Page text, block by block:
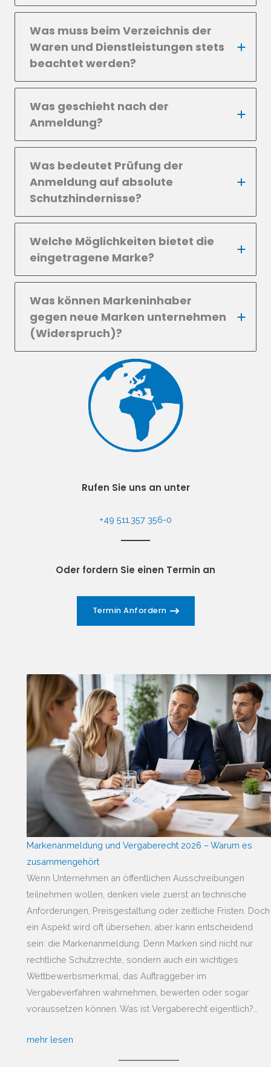
Was muss beim Verzeichnis der
Waren und Dienstleistungen stets
beachtet werden?
Was geschieht nach der
Anmeldung?
Was bedeutet Prüfung der
Anmeldung auf absolute
Schutzhindernisse?
Welche Möglichkeiten bietet die
eingetragene Marke?
Was können Markeninhaber
gegen neue Marken unternehmen
(Widerspruch)?
Rufen Sie uns an unter
+49 511.357 356-0​
Oder fordern Sie einen Termin an
Termin Anfordern
Markenanmeldung und Vergaberecht 2026 – Warum es
zusammengehört
Wenn Unternehmen an öffentlichen Ausschreibungen
teilnehmen wollen, denken viele zuerst an technische
Anforderungen, Preisgestaltung oder zeitliche Fristen. Doch
ein Aspekt wird oft übersehen, aber kann entscheidend
sein: die Markenanmeldung. Denn Marken sind nicht nur
rechtliche Schutzrechte, sondern auch ein wichtiges
Wettbewerbsmerkmal, das Auftraggeber im
Vergabeverfahren wahrnehmen, bewerten oder sogar
voraussetzen können. Was ist Vergaberecht eigentlich?…
mehr lesen